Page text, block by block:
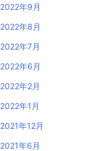
2022年9月
2022年8月
2022年7月
2022年6月
2022年2月
2022年1月
2021年12月
2021年6月